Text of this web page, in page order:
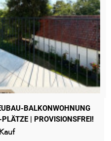
BALKONWOHNUNG
| PROVISIONSFREI!
Kauf